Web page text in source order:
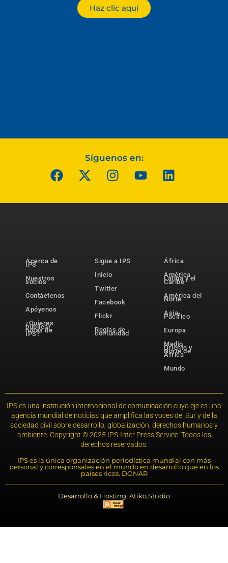
Haz clic aquí
Síguenos en:
Acerca de
IPS
Nuestros
socios
Contáctenos
Apóyenos
¿Quieres
publicar
notas de
IPS?
Sigue a IPS
Inicio
Twitter
Facebook
Flickr
Reglas de
comunidad
África
América
Latina y el
Caribe
América del
Norte
Asia-
Pacífico
Europa
Medio
Oriente y
Norte de
África
Mundo
IPS es una institución internacional de comunicación cuyo eje es una
agencia mundial de noticias que amplifica las voces del Sur y de la
sociedad civil sobre desarrollo, globalización, derechos humanos y
ambiente. Copyright © 2025 IPS-Inter Press Service. Todos los
derechos reservados.
IPS es la única organización periodística mundial con más
personal y corresponsales en el mundo en desarrollo que en los
países ricos. DONAR
Desarrollo & Hosting: Atiko.Studio